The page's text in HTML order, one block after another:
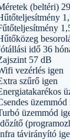
(beltéri)
idő 36
57 dB
vezérlés igen
szűrő igen
üzemmód
üzemmód
távirányító